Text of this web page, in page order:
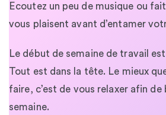
Ecoutez un peu de musique ou
vous plaisent avant d’entamer
Le début de semaine de travail
Tout est dans la tête. Le mieux
faire, c’est de vous relaxer afin
semaine.